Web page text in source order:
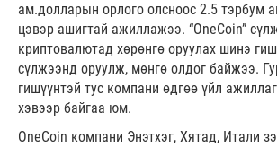
ам.долларын орлого олсноос 2.5 тэрбум
цэвэр ашигтай ажиллажээ. “OneCoin”
криптовалютад хөрөнгө оруулах шинэ
сүлжээнд оруулж, мөнгө олдог байжээ.
гишүүнтэй тус компани өдгөө үйл
хэвээр байгаа юм.
OneCoin компани Энэтхэг, Хятад, Итали